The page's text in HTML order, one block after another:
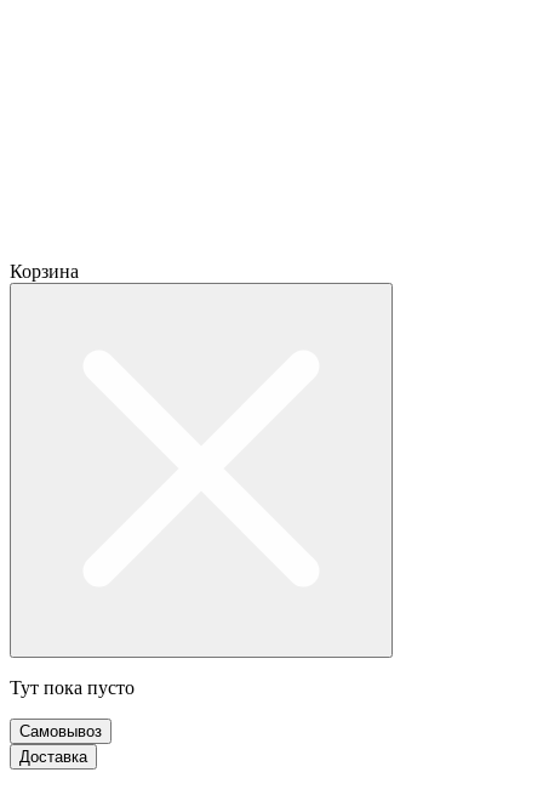
Корзина
Тут пока пусто
Самовывоз
Доставка